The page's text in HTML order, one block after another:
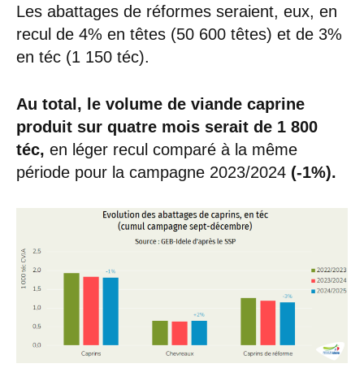
Les abattages de réformes seraient, eux, en
recul de 4% en têtes (50 600 têtes) et de 3%
en téc (1 150 téc).
Au total, le volume de viande caprine
produit sur quatre mois serait de 1 800
téc, en léger recul comparé à la même
période pour la campagne 2023/2024 (-1%).